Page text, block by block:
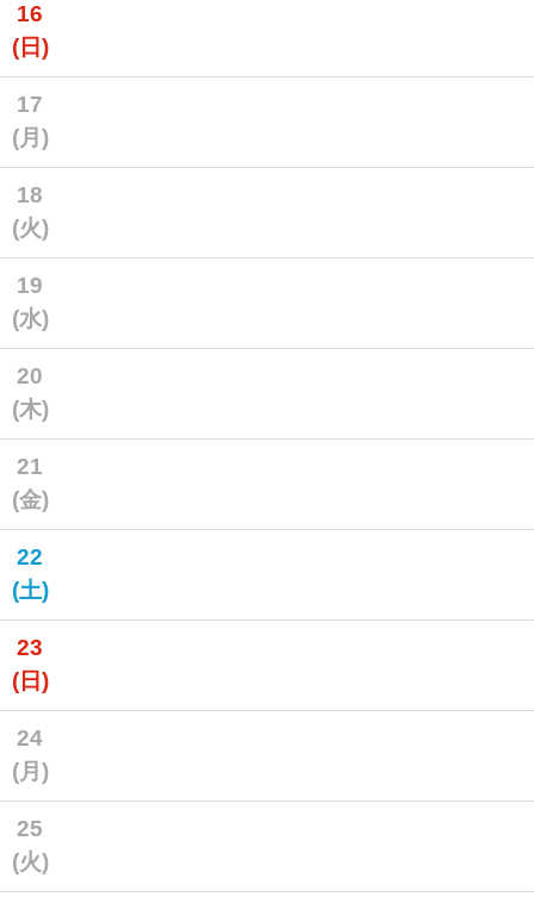
16
(日)
17
(月)
18
(火)
19
(水)
20
(木)
21
(金)
22
(土)
23
(日)
24
(月)
25
(火)